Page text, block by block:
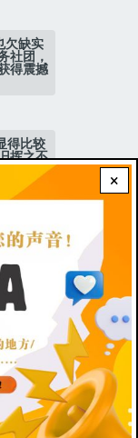
×
欠缺实
社团，
得震撼
得比较
挥之不
theme